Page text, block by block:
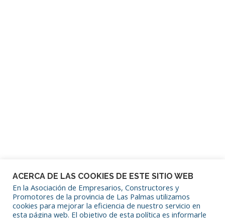
SÍGUENOS EN REDES SOCIALES
ACERCA DE LAS COOKIES DE ESTE SITIO WEB
En la Asociación de Empresarios, Constructores y
Promotores de la provincia de Las Palmas utilizamos
cookies para mejorar la eficiencia de nuestro servicio en
esta página web. El objetivo de esta política es informarle